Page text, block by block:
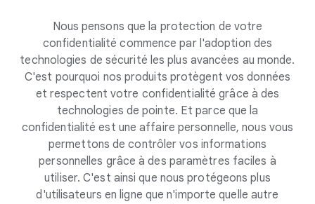
Nous pensons que la protection de votre
confidentialité commence par l'adoption des
technologies de sécurité les plus avancées au monde.
C'est pourquoi nos produits protègent vos données
et respectent votre confidentialité grâce à des
technologies de pointe. Et parce que la
confidentialité est une affaire personnelle, nous vous
permettons de contrôler vos informations
personnelles grâce à des paramètres faciles à
utiliser. C'est ainsi que nous protégeons plus
d'utilisateurs en ligne que n'importe quelle autre